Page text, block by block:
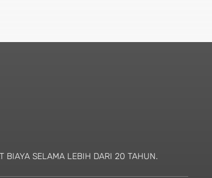
BIAYA SELAMA LEBIH DARI 20 TAHUN.